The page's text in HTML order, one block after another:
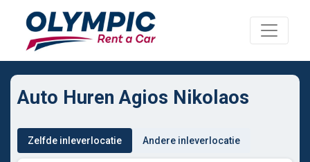
Auto Huren Agios Nikolaos
Zelfde inleverlocatie Andere inleverlocatie